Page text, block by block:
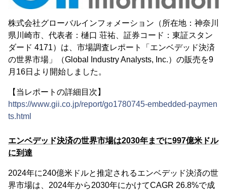
株式会社グローバルインフォメーション（所在地：神奈川
県川崎市、代表者：樋口 荘祐、証券コード：東証スタン
ダード 4171）は、市場調査レポート「エンベデッド決済
の世界市場」（Global Industry Analysts, Inc.）の販売を9
月16日より開始しました。
【当レポートの詳細目次】
https://www.gii.co.jp/report/go1780745-embedded-paymen
ts.html
エンベデッド決済の世界市場は2030年までに997億米ドル
に到達
2024年に240億米ドルと推定されるエンベデッド決済の世
界市場は、2024年から2030年にかけてCAGR 26.8%で成